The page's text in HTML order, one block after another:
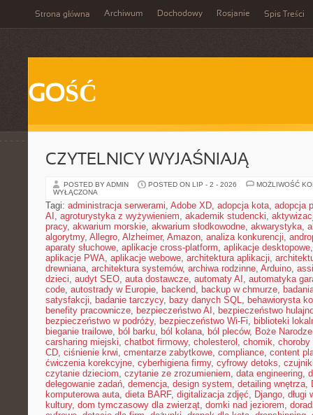
Strona główna Archiwum Dochodowy Rosjanie Spis Treści
GOŚĆ
CZYTELNICY WYJAŚNIAJĄ
POSTED BY ADMIN POSTED ON LIP - 2 - 2026
MOŻLIWOŚĆ
WYŁĄCZONA
Tagi: administracja serwerami, Adobe XD, adopcja kota, adopcja
AI , agroturystyka z wyżywieniem, akademik studencki,
pracy, akwarium morskie, akwarium słodkowodne, akwarystyka,
algorytmy, Allegro, Alzheimer, Amazon, analiza konkurencji,
aparaty słuchowe, aplikacje cross-platform, aplikacje desktopowe
aplikacje PWA, aplikacje webowe, architektura aplikacji,
drewniana, architektura systemów, archiwa rodzinne, Arduino,
dzieci, audyt SEO, auta dostawcze, automaty AI , automatyka
code, autostrady w Europie, backend, backup w chmurze,
satysfakcji, badanie tarczycy, bazy danych SQL, behawiorysta
benefity pracownicze, bezpieczeństwo AI , bezpieczeństwo
bezpieczeństwo w podróży, bezpieczeństwo Wi-Fi, biblioteki
bieganie trailowe, ból barku, ból kolana, ból pleców, Boże
carsharing miejski, chatbot firmowy, cholesterol , chomik, choroby
CD, ciśnienie krwi, cmentarze zabytkowe, compliance, content
ćwiczenia korekcyjne, cyberhigiena firmy, cyfrowy detoks,
czytanie dzieciom, czytanie ze zrozumieniem, data engineering,
delegowanie zadań, demencja, design system, detailing wnętrza,
komputerowa auta, dieta BARF, digitalizacja zdjęć, Django, długi
kultury, dom tymczasowy dla zwierząt, domki nad jeziorem,